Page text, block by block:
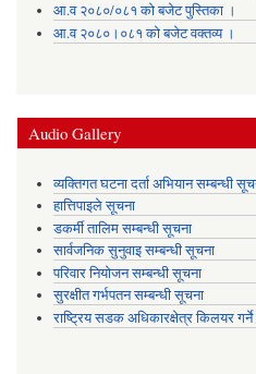
आ.व २०८०/०८१ को बजेट पुस्तिका ।
आ.व २०८०।०८१ को बजेट वक्तव्य ।
Audio Gallery
व्यक्तिगत घटना दर्ता अभियान सम्बन्धी
हात्तिपाइले सूचना
डकर्मी तालिम सम्बन्धी सूचना
सार्वजनिक सुनुवाइ सम्बन्धी सूचना
परिवार नियोजन सम्बन्धी सूचना
सुरक्षीत गर्भपतन सम्बन्धी सूचना
राष्ट्रिय सडक अधिकारक्षेत्र किलयर गर्ने